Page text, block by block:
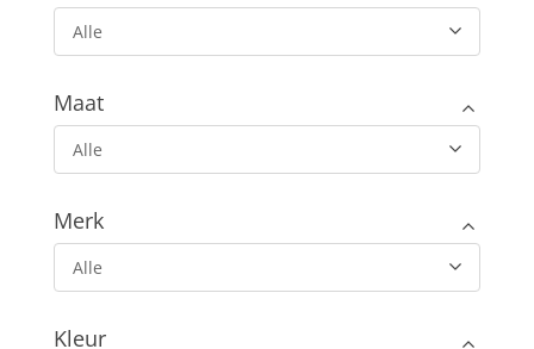
Alle
Maat
Alle
Merk
Alle
Kleur